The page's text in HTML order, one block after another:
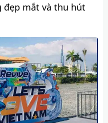
đẹp mắt và thu hút